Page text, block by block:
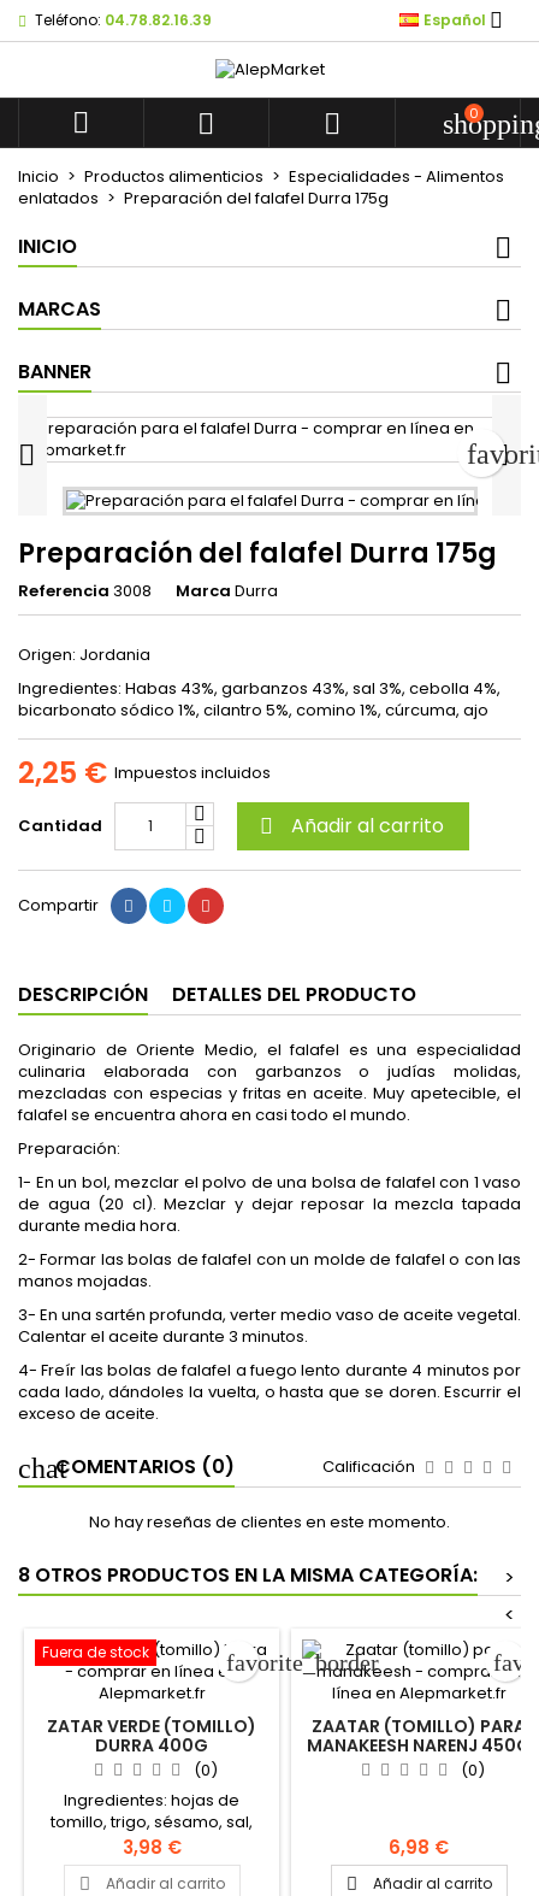
Teléfono: 04.78.82.16.39 Español 
   0
Inicio Productos alimenticios
Especialidades - Alimentos
enlatados
Preparación del falafel Durra 175g
INICIO
MARCAS
BANNER
 
Preparación del falafel Durra 175g
Referencia 3008 Marca Durra
Origen: Jordania
Ingredientes: Habas 43%, garbanzos 43%, sal 3%, cebolla 4%,
bicarbonato sódico 1%, cilantro 5%, comino 1%, cúrcuma, ajo
2,25 € Impuestos incluidos
Cantidad  Añadir al carrito
Compartir
DESCRIPCIÓN DETALLES DEL PRODUCTO
Originario de Oriente Medio, el falafel es una especialidad
culinaria elaborada con garbanzos o judías molidas,
mezcladas con especias y fritas en aceite. Muy apetecible, el
falafel se encuentra ahora en casi todo el mundo.
Preparación:
1- En un bol, mezclar el polvo de una bolsa de falafel con 1 vaso
de agua (20 cl). Mezclar y dejar reposar la mezcla tapada
durante media hora.
2- Formar las bolas de falafel con un molde de falafel o con las
manos mojadas.
3- En una sartén profunda, verter medio vaso de aceite vegetal.
Calentar el aceite durante 3 minutos.
4- Freír las bolas de falafel a fuego lento durante 4 minutos por
cada lado, dándoles la vuelta, o hasta que se doren. Escurrir el
exceso de aceite.
COMENTARIOS (0) Calificación
No hay reseñas de clientes en este momento.
8 OTROS PRODUCTOS EN LA MISMA CATEGORÍA:
>
<
Fuera de stock
ZATAR VERDE (TOMILLO)
DURRA 400G
(0)
Ingredientes: hojas de
tomillo, trigo, sésamo, sal,
zumaque, hinojo, anís,
cilantro, aceite de girasol
3,98 €
 Añadir al carrito
favorite_border
ZAATAR (TOMILLO) PARA
MANAKEESH NARENJ 450G
(0)
6,98 €
 Añadir al carrito
Mes listes d'envies
add_circle_outline
Créer une nouvelle liste
Crear lista de deseos
Nombre de la lista de deseos
Crear lista de
Iniciar sesión
Debe iniciar sesión para guardar productos en su lista de
Cancelar Iniciar